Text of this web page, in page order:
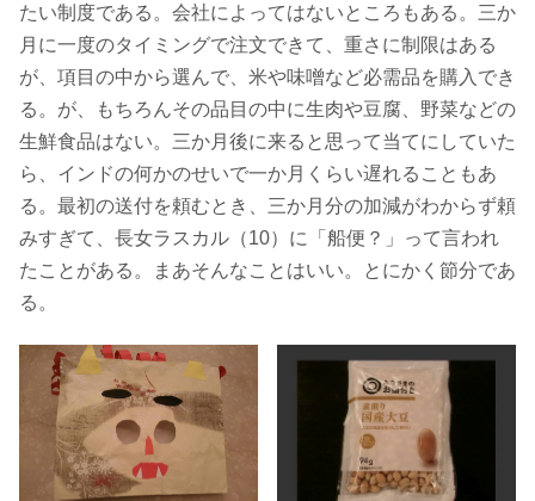
たい制度である。会社によってはないところもある。三か
月に一度のタイミングで注文できて、重さに制限はある
が、項目の中から選んで、米や味噌など必需品を購入でき
る。が、もちろんその品目の中に生肉や豆腐、野菜などの
生鮮食品はない。三か月後に来ると思って当てにしていた
ら、インドの何かのせいで一か月くらい遅れることもあ
る。最初の送付を頼むとき、三か月分の加減がわからず頼
みすぎて、長女ラスカル（10）に「船便？」って言われ
たことがある。まあそんなことはいい。とにかく節分であ
る。